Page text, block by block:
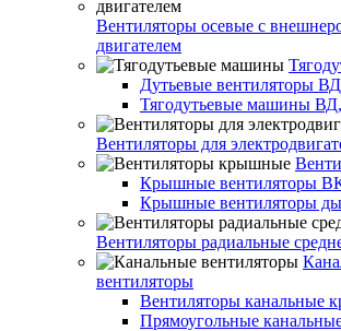
Вентиляторы осевые с
двигателем
Дутьевые вентиляторы
Тягодутьевые машины
Вентиляторы для
Крышные вентиляторы
Крышные вентиляторы
Вентиляторы радиальные
вентиляторы
Вентиляторы канальные
Прямоугольные